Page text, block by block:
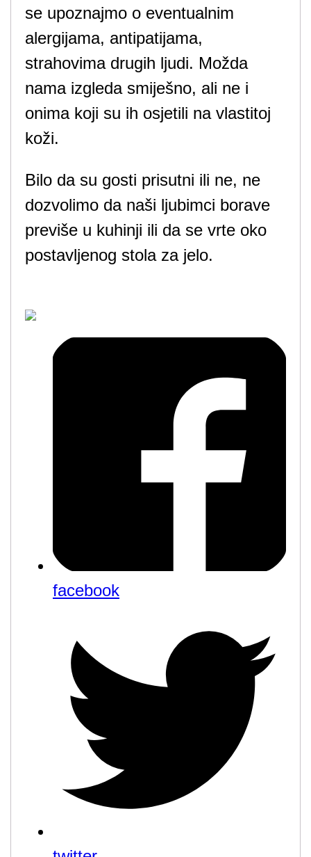
se upoznajmo o eventualnim
alergijama, antipatijama,
strahovima drugih ljudi. Možda
nama izgleda smiješno, ali ne i
onima koji su ih osjetili na vlastitoj
koži.
Bilo da su gosti prisutni ili ne, ne
dozvolimo da naši ljubimci borave
previše u kuhinji ili da se vrte oko
postavljenog stola za jelo.
facebook